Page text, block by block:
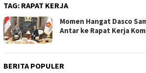
TAG: RAPAT KERJA
Momen Hangat Dasco
Antar ke Rapat Kerja
BERITA POPULER